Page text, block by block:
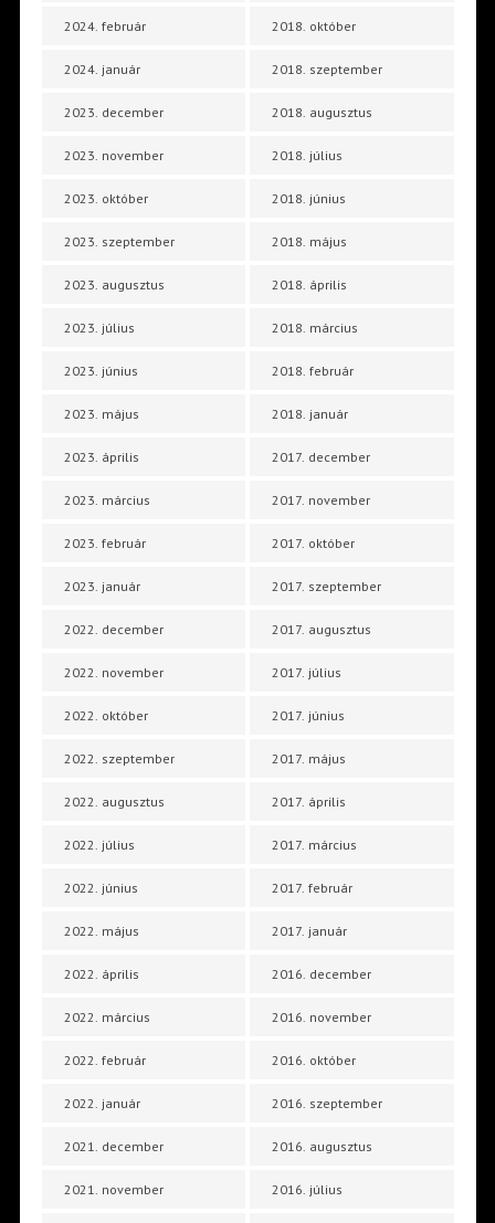
2024. február
2024. január
2023. december
2023. november
2023. október
2023. szeptember
2023. augusztus
2023. július
2023. június
2023. május
2023. április
2023. március
2023. február
2023. január
2022. december
2022. november
2022. október
2022. szeptember
2022. augusztus
2022. július
2022. június
2022. május
2022. április
2022. március
2022. február
2022. január
2021. december
2021. november
2018. október
2018. szeptember
2018. augusztus
2018. július
2018. június
2018. május
2018. április
2018. március
2018. február
2018. január
2017. december
2017. november
2017. október
2017. szeptember
2017. augusztus
2017. július
2017. június
2017. május
2017. április
2017. március
2017. február
2017. január
2016. december
2016. november
2016. október
2016. szeptember
2016. augusztus
2016. július